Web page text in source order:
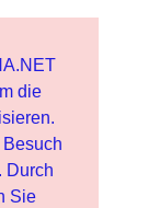
die
Durch
Sie